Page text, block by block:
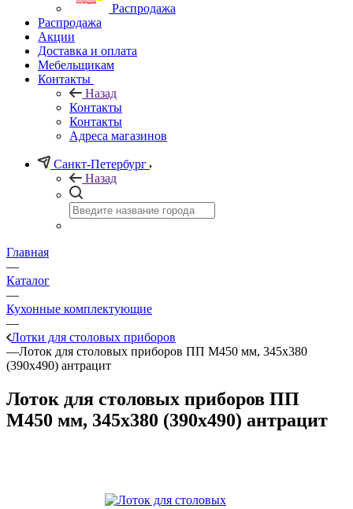
Распродажа
Распродажа
Акции
Доставка и оплата
Мебельщикам
Контакты
Назад
Контакты
Контакты
Адреса магазинов
Санкт-Петербург
Назад
Главная
—
Каталог
—
Кухонные комплектующие
—
Лотки для столовых приборов
—Лоток для столовых приборов ПП М450 мм, 345х380
(390х490) антрацит
Лоток для столовых приборов ПП
М450 мм, 345х380 (390х490) антрацит